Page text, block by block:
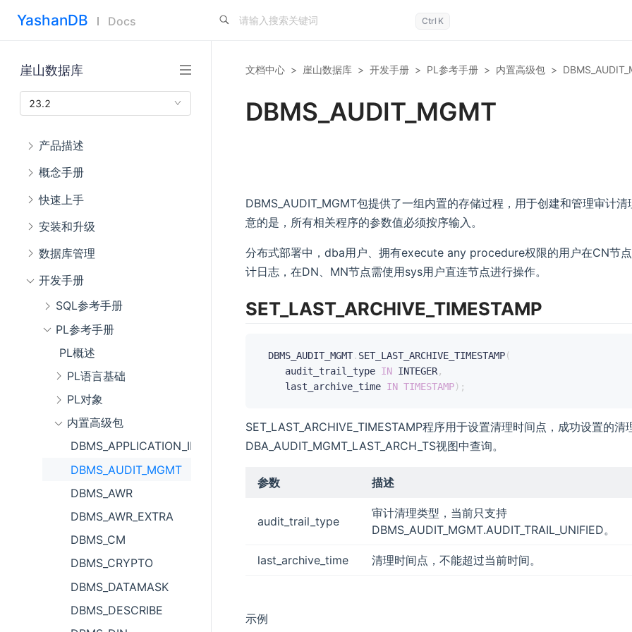
YashanDB Docs Ctrl K
崖山数据库
23.2
产品描述
概念手册
快速上手
安装和升级
数据库管理
开发手册
SQL参考手册
PL参考手册
PL概述
PL语言基础
PL对象
内置高级包
DBMS_APPLICATION_INFO
DBMS_AUDIT_MGMT
DBMS_AWR
DBMS_AWR_EXTRA
DBMS_CM
DBMS_CRYPTO
DBMS_DATAMASK
DBMS_DESCRIBE
文档中心 > 崖山数据库 > 开发手册 > PL参考手册 > 内置高级包 >
DBMS_AUDIT_MGMT
DBMS_AUDIT_MGMT包提供了一组内置的存储过程，用于创建和管理审计清
意的是，所有相关程序的参数值必须按序输入。
分布式部署中，dba用户、拥有execute any procedure权限的用户在CN节
计日志，在DN、MN节点需使用sys用户直连节点进行操作。
SET_LAST_ARCHIVE_TIMESTAMP
DBMS_AUDIT_MGMT. SET_LAST_ARCHIVE_TIMESTAMP(
    audit_trail_type
IN INTEGER,
    last_archive_time
IN TIMESTAMP) ;
SET_LAST_ARCHIVE_TIMESTAMP程序用于设置清理时间点，成功设置的清
DBA_AUDIT_MGMT_LAST_ARCH_TS视图中查询。
参数 描述
audit_trail_type
审计清理类型，当前只支持
DBMS_AUDIT_MGMT.AUDIT_TRAIL_UNIFIED。
last_archive_time 清理时间点，不能超过当前时间。
示例